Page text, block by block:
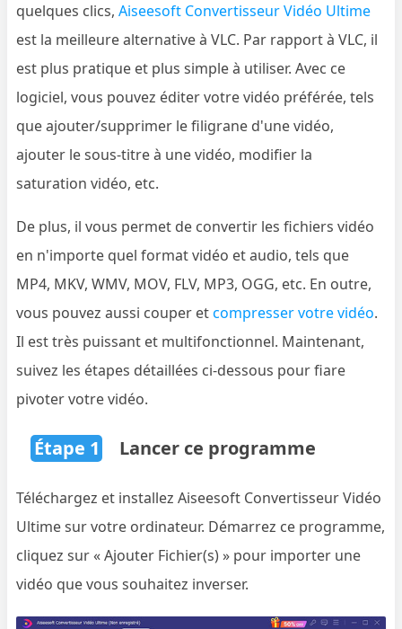
quelques clics,Aiseesoft Convertisseur Vidéo Ultime
est la meilleure alternative à VLC. Par rapport à VLC, il
est plus pratique et plus simple à utiliser. Avec ce
logiciel, vous pouvez éditer votre vidéo préférée, tels
que ajouter/supprimer le filigrane d'une vidéo,
ajouter le sous-titre à une vidéo, modifier la
saturation vidéo, etc.
De plus, il vous permet de convertir les fichiers vidéo
en n'importe quel format vidéo et audio, tels que
MP4, MKV, WMV, MOV, FLV, MP3, OGG, etc. En outre,
vous pouvez aussi couper etcompresser votre vidéo.
Il est très puissant et multifonctionnel. Maintenant,
suivez les étapes détaillées ci-dessous pour fiare
pivoter votre vidéo.
Étape 1 Lancer ce programme
Téléchargez et installez Aiseesoft Convertisseur Vidéo
Ultime sur votre ordinateur. Démarrez ce programme,
cliquez sur « Ajouter Fichier(s) » pour importer une
vidéo que vous souhaitez inverser.